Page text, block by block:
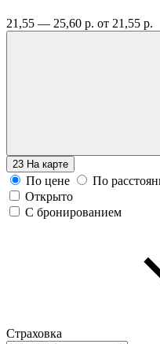
21,55 — 25,60 р. от 21,55 р.
23 На карте
По цене
По
Открыто
С бронированием
Страховка